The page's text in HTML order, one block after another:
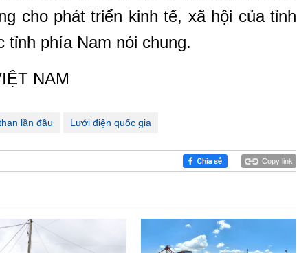
cho phát triển kinh tế, xã hội của tỉnh
tỉnh phía Nam nói chung.
NAM
lần đầu Lưới điện quốc gia
Copy link